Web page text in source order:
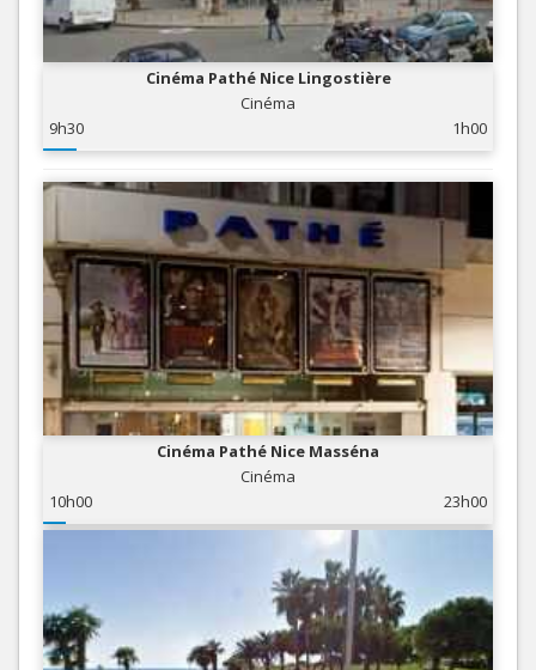
Cinéma Pathé Nice Lingostière
Cinéma
9h30
1h00
Cinéma Pathé Nice Masséna
Cinéma
10h00
23h00